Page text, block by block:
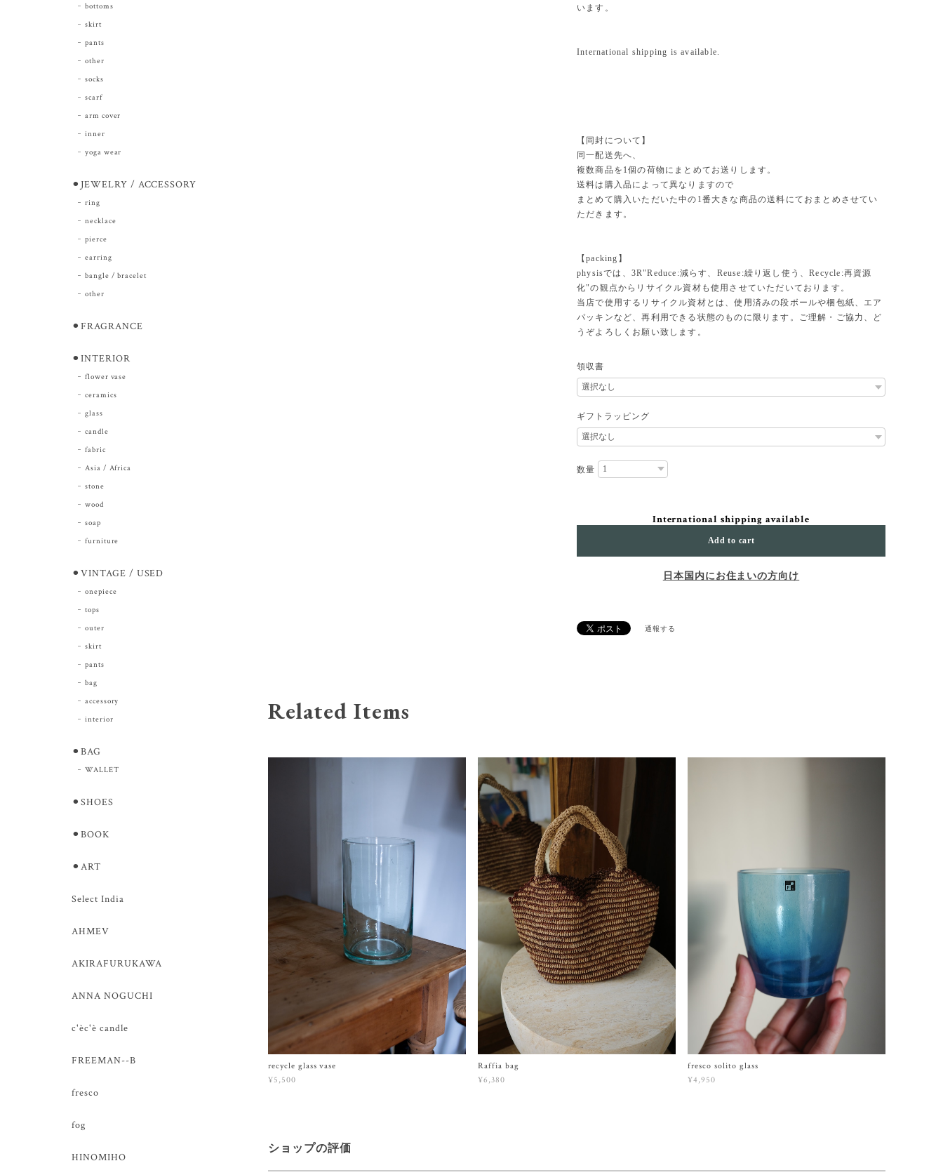
います。
International shipping is available.
【同封について】
同一配送先へ、
複数商品を1個の荷物にまとめてお送りします。
送料は購入品によって異なりますので
まとめて購入いただいた中の1番大きな商品の送料にておまとめさせてい
ただきます。
【packing】
physisでは、3R"Reduce:減らす、Reuse:繰り返し使う、Recycle:再資源
化"の観点からリサイクル資材も使用させていただいております。
当店で使用するリサイクル資材とは、使用済みの段ボールや梱包紙、エア
パッキンなど、再利用できる状態のものに限ります。ご理解・ご協力、ど
うぞよろしくお願い致します。
領収書
ギフトラッピング
数量
International shipping available
Add to cart
日本国内にお住まいの方向け
通報する
Related Items
recycle glass vase
¥5,500
Raffia bag
¥6,380
fresco solito glass
¥4,950
ショップの評価
bottoms
skirt
pants
other
socks
scarf
arm cover
inner
yoga wear
⚫︎JEWELRY / ACCESSORY
ring
necklace
pierce
earring
bangle / bracelet
other
⚫︎FRAGRANCE
⚫︎INTERIOR
flower vase
ceramics
glass
candle
fabric
Asia / Africa
stone
wood
soap
furniture
⚫︎VINTAGE / USED
onepiece
tops
outer
skirt
pants
bag
accessory
interior
⚫︎BAG
WALLET
⚫︎SHOES
⚫︎BOOK
⚫︎ART
Select India
AHMEV
AKIRAFURUKAWA
ANNA NOGUCHI
c'èc'è candle
FREEMAN--B
fresco
fog
HINOMIHO